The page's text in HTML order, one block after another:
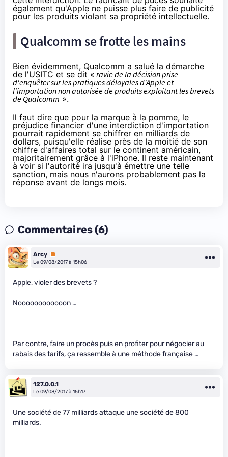
également qu'Apple ne puisse plus faire de publicité
pour les produits violant sa propriété intellectuelle.
Qualcomm se frotte les mains
Bien évidemment, Qualcomm a salué la démarche
de l'USITC et se dit « ravie de la décision prise
d'enquêter sur les pratiques déloyales d'Apple et
l'importation non autorisée de produits exploitant les brevets
de Qualcomm ».
Il faut dire que pour la marque à la pomme, le
préjudice financier d'une interdiction d'importation
pourrait rapidement se chiffrer en milliards de
dollars, puisqu'elle réalise près de la moitié de son
chiffre d'affaires total sur le continent américain,
majoritairement grâce à l'iPhone. Il reste maintenant
à voir si l'autorité ira jusqu'à émettre une telle
sanction, mais nous n'aurons probablement pas la
réponse avant de longs mois.
Commentaires (6)
Arcy Premium
Le 09/08/2017 à 15h06
Apple, violer des brevets ?
Noooooooooooon …
Par contre, faire un procès puis en profiter pour négocier au
rabais des tarifs, ça ressemble à une méthode française …
127.0.0.1
Le 09/08/2017 à 15h17
Une société de 77 milliards attaque une société de 800
milliards.